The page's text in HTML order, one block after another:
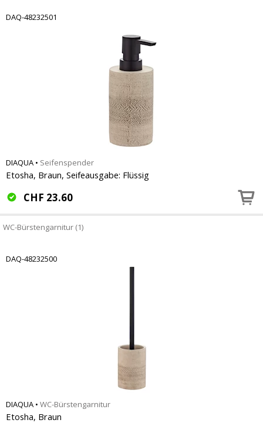
DAQ-48232501
DIAQUA • Seifenspender
Etosha, Braun, Seifeausgabe: Flüssig
CHF 23.60
WC-Bürstengarnitur (1)
DAQ-48232500
DIAQUA • WC-Bürstengarnitur
Etosha, Braun